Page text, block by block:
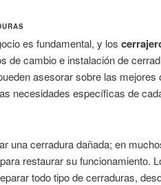
es fundamental, y los
de cambio e instalación de
asesorar sobre las mejores
necesidades específicas de
una cerradura dañada; en
restaurar su funcionamiento.
todo tipo de cerraduras,